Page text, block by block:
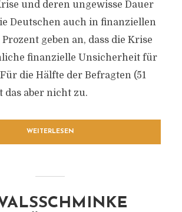
und deren ungewisse Dauer
Deutschen auch in finanziellen
geben an, dass die Krise
finanzielle Unsicherheit für
die Hälfte der Befragten (51
das aber nicht zu.
WEITERLESEN